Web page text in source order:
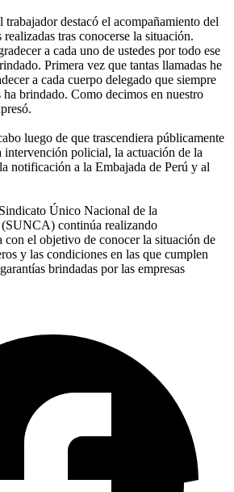
trabajador destacó el acompañamiento del
tras conocerse la situación.
a cada uno de ustedes por todo ese
Primera vez que tantas llamadas he
a cada cuerpo delegado que siempre
ha brindado. Como decimos en nuestro
luego de que trascendiera públicamente
intervención policial, la actuación de la
notificación a la Embajada de Perú y al
Único Nacional de la
continúa realizando
con el objetivo de conocer la situación de
y las condiciones en las que cumplen
brindadas por las empresas